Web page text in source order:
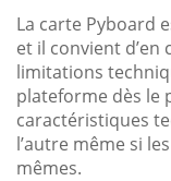
La carte Pyboard
et il convient
limitations
plateforme dès le
caractéristiques
l’autre même si
mêmes.